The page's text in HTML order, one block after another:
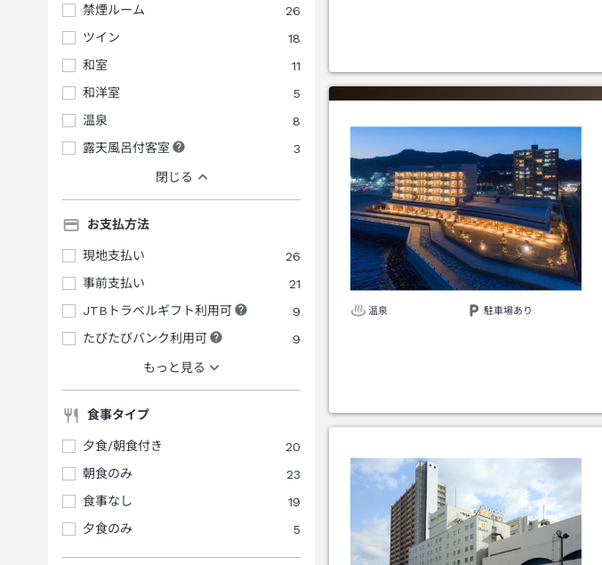
禁煙ルーム
26
ツイン
18
和室
11
和洋室
5
温泉
8
露天風呂付客室
3
閉じる
お支払方法
現地支払い
26
事前支払い
21
JTBトラベルギフト利用可
9
たびたびバンク利用可
9
もっと見る
食事タイプ
夕食/朝食付き
20
朝食のみ
23
食事なし
19
夕食のみ
5
温泉 駐車場あり